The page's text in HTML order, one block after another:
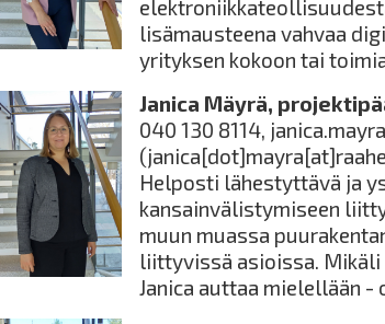
lisämausteena vahvaa
yrityksen kokoon tai
Janica Mäyrä,
040 130 8114, janica.mayra
Helposti lähestyttävä ja
kansainvälistymiseen
muun muassa
liittyvissä asioissa. Mikäli
Janica auttaa mielellään -